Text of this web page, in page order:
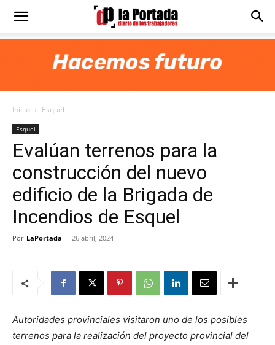
Diario
Portada
Inicio Esquel
Esquel
Evalúan terrenos para la
construcción del nuevo
edificio de la Brigada de
Incendios de Esquel
Por LaPortada - 26 abril, 2024
Autoridades provinciales visitaron uno de los posibles
terrenos para la realización del proyecto provincial del